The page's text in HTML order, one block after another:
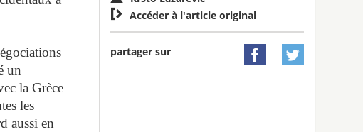
un
la Grèce
les
aussi en
 Accéder à l'article original
partager sur  